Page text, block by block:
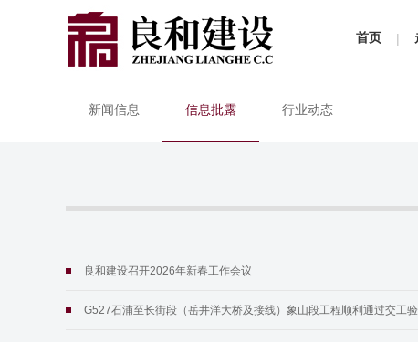
首页 |
新闻信息 信息批露 行业动态
良和建设召开2026年新春工作会议
G527石浦至长街段（岳井洋大桥及接线）象山段工程顺利通过交工